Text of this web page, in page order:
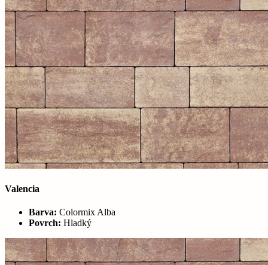
Valencia
Barva: Colormix Alba
Povrch: Hladký